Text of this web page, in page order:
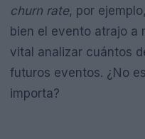
churn rate, por
bien el evento atrajo a
vital analizar cuántos
futuros eventos. ¿No
importa?